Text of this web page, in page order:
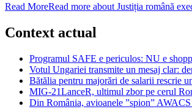
Read MoreRead more about Justiția română
Context actual
Programul SAFE e periculos: NU e
Votul Ungariei transmite un mesaj clar:
Bătălia pentru majorări de salarii rescrie
MIG-21LanceR, ultimul zbor pe cerul
Din România, avioanele ”spion”